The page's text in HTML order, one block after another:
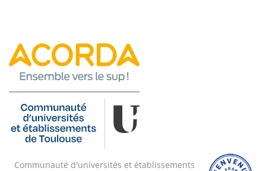
Communauté d'universités et établissements